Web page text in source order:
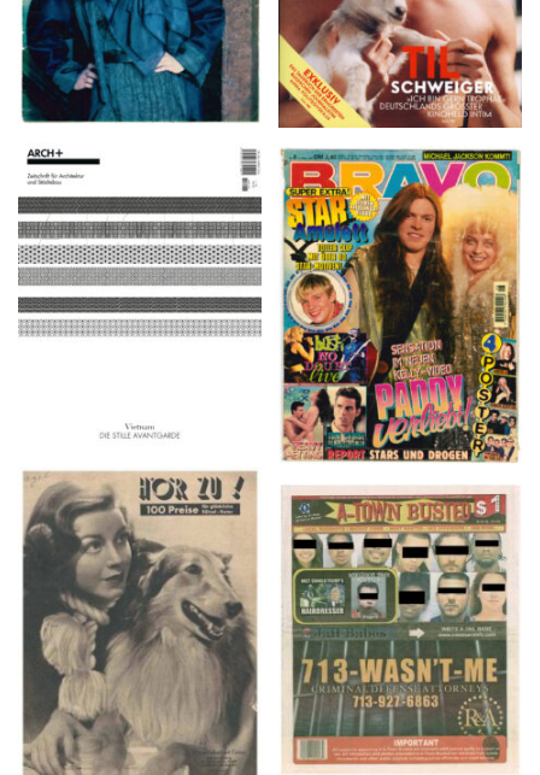
ARCH+ Nr. 226, Herbst
2016
BRAVO – Nr. 8, 13. Febr.
1997
HÖR ZU! – 1949,
NUMMER 10, Woche
vom 27. Februar bis 05.
März
A-TOWN BUSTED –
8/15/16–9/1/16